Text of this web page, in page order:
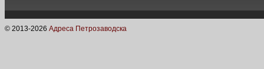
© 2013-2026 Адреса Петрозаводска